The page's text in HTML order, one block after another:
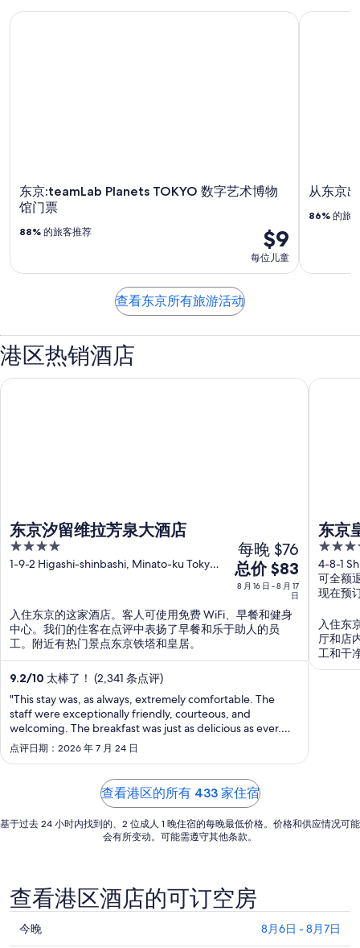
东京:teamLab Planets TOKYO 数字艺术博物
馆门票
$9
每位儿童
88% 的旅客推荐
东京:teamLab Planets TOKYO 数字艺术博物馆门票
从东京
86% 的旅
从东京出
查看东京所有旅游活动
港区热销酒店
东京汐留维拉芳泉大酒店
4
out
1-9-2 Higashi-shinbashi, Minato-ku Tokyo
每晚 $76
8
月
日
到
日
的
价
格
总
价
$83
总价 $83
8 月 16 日 - 8 月 17
日
入住东京的这家酒店。客人可使用免费 WiFi、早餐和健身
中心。我们的住客在点评中表扬了早餐和乐于助人的员
工。附近有热门景点东京铁塔和皇居。
9.2/10 太棒了！ (2,341 条点评)
"This stay was, as always, extremely comfortable. The
staff were exceptionally friendly, courteous, and
welcoming. The breakfast was just as delicious as ever.
The next time I visit Tokyo, I will definitely stay here
again."
点评日期：2026 年 7 月 24 日
东京汐留维拉芳泉大酒店
东京
及度
5
out
of
5
4-8-1
to
可全额
现在预
入住东
厅和店
工和干
东京皇
查看港区的所有 433 家住宿
基于过去 24 小时内找到的、2 位成人 1 晚住宿的每晚最低价格。价格和供应情况可能
会有所变动。可能需遵守其他条款。
查看港区酒店的可订空房
查
今晚 8月6日 - 8月7日